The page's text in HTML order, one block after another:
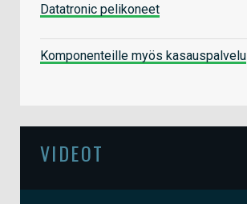
Datatronic pelikoneet
Komponenteille myös kasauspalvelu
VIDEOT